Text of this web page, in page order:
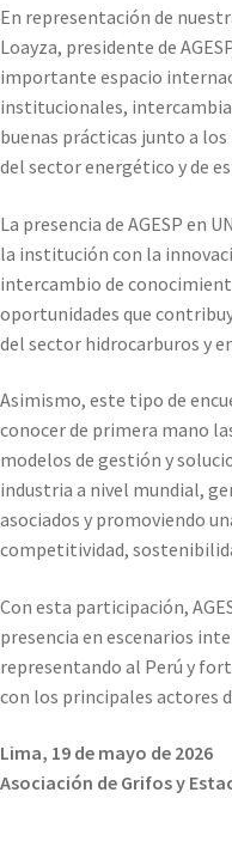
En representación de
Loayza, presidente de
importante espacio
institucionales,
buenas prácticas junto a
del sector energético y de
La presencia de AGESP en
la institución con la
intercambio de
oportunidades que
del sector hidrocarburos y
Asimismo, este tipo de
conocer de primera mano
modelos de gestión y
industria a nivel mundial,
asociados y promoviendo
competitividad,
Con esta participación,
presencia en escenarios
representando al Perú y
con los principales actores
Lima, 19 de mayo de 2026
Asociación de Grifos y